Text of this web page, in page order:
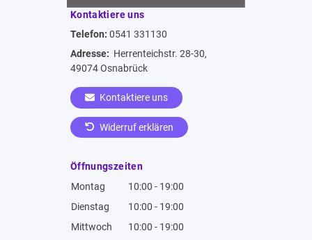
Kontaktiere uns
Telefon: 0541 331130
Adresse: Herrenteichstr. 28-30,
49074 Osnabrück
Kontaktiere uns
Widerruf erklären
Öffnungszeiten
Montag
10:00 - 19:00
Dienstag
10:00 - 19:00
Mittwoch
10:00 - 19:00